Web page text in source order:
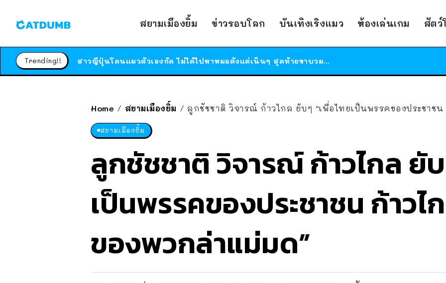
สยามเมืองยิ้ม ข่าวรอบโลก บันเทิงเริงแมว ห้องเล่นเกม สัตว์
Trending!!
ได้เวลาเด็กหนวดรวมตัว RF Online Next เปิดให้เล่นแล้ว เกม Sci-Fi MMORPG ระดับตำนาน เล่นได้ทั้งมือถือและ PC
สาวญี่ปุ่นโดนแมวตัวเองกัด ไม่ได้ไปหาหมอตั้งแต่เนิ่นๆ สุดท้ายขาบวม กลายเป็นโรคเนื้อเน่า เตือนทาสแมวทั้งหลายให้ระวัง
Home / สยามเมืองยิ้ม / ลูกชัชชาติ วิจารณ์ ก้าวไกล ยับๆ “เพื่อไทยเป็นพรรคของประชาชน ก้
สยามเมืองยิ้ม
ลูกชัชชาติ วิจารณ์ ก้าวไกล ยั
เป็นพรรคของประชาชน ก้าว
ของพวกล่าแม่มด”